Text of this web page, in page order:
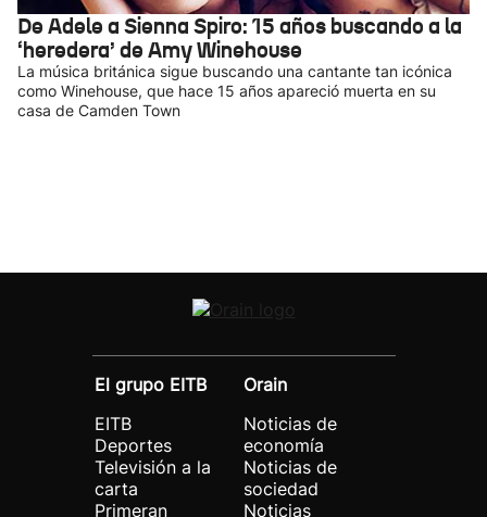
De Adele a Sienna Spiro: 15 años buscando a la
‘heredera’ de Amy Winehouse
La música británica sigue buscando una cantante tan icónica
como Winehouse, que hace 15 años apareció muerta en su
casa de Camden Town
El grupo EITB
EITB
Deportes
Televisión a la
carta
Primeran
Orain
Noticias de
economía
Noticias de
sociedad
Noticias